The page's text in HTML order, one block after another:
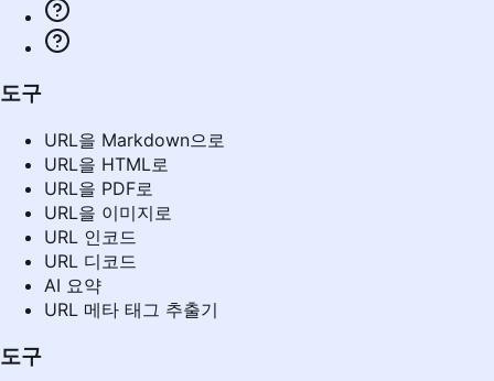
도구
URL을 Markdown으로
URL을 HTML로
URL을 PDF로
URL을 이미지로
URL 인코드
URL 디코드
AI 요약
URL 메타 태그 추출기
도구